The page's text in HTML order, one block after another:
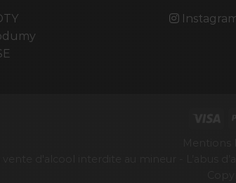
Mentions
vente d'alcool interdite au mineur - L’abus